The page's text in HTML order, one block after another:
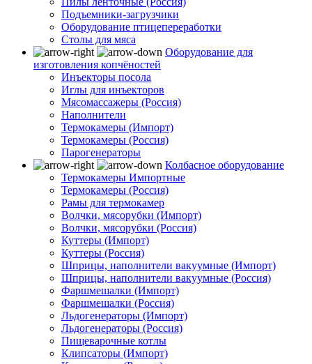
Подъемники-загрузчики
Оборудование птицепереработки
Столы для мяса
Оборудование для
изготовления копчёностей
Инъекторы посола
Иглы для инъекторов
Мясомассажеры (Россия)
Наполнители
Термокамеры (Импорт)
Термокамеры (Россия)
Парогенераторы
Колбасное оборудование
Термокамеры Импортные
Термокамеры (Россия)
Рамы для термокамер
Волчки, мясорубки (Импорт)
Волчки, мясорубки (Россия)
Куттеры (Импорт)
Куттеры (Россия)
Шприцы, наполнители вакуумные (Импорт)
Шприцы, наполнители вакуумные (Россия)
Фаршмешалки (Импорт)
Фаршмешалки (Россия)
Льдогенераторы (Импорт)
Льдогенераторы (Россия)
Пищеварочные котлы
Клипсаторы (Импорт)